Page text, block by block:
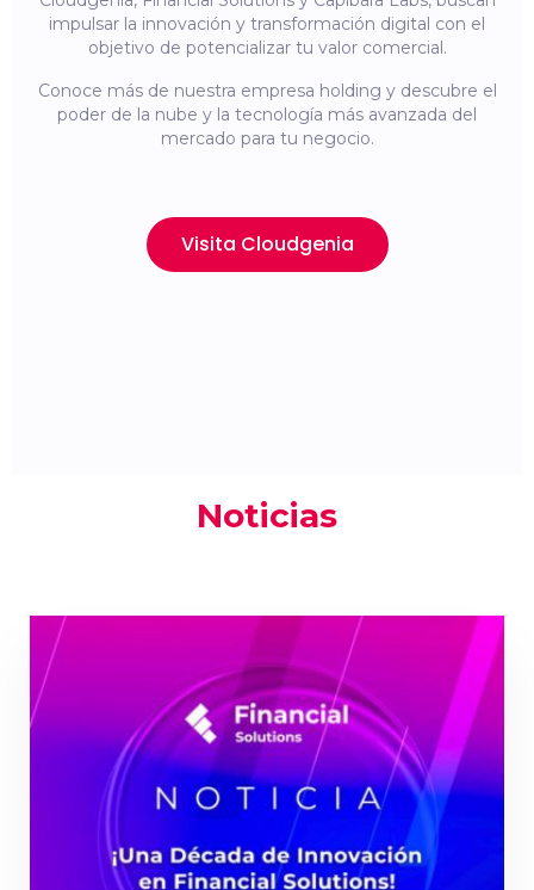
impulsar la innovación y transformación digital con el
objetivo de potencializar tu valor comercial.
Conoce más de nuestra empresa holding y descubre el
poder de la nube y la tecnología más avanzada del
mercado para tu negocio.
Visita Cloudgenia
Noticias